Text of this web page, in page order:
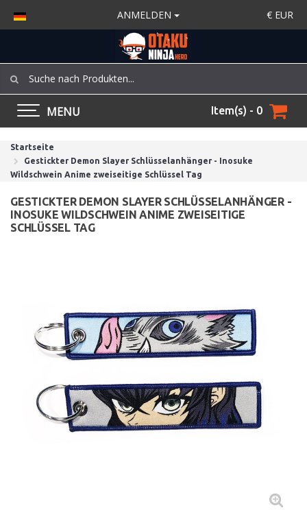
ANMELDEN € EUR
MENU Item(s) - 0
Startseite
Gestickter Demon Slayer Schlüsselanhänger - Inosuke
Wildschwein Anime zweiseitige Schlüssel Tag
GESTICKTER DEMON SLAYER SCHLÜSSELANHÄNGER -
INOSUKE WILDSCHWEIN ANIME ZWEISEITIGE
SCHLÜSSEL TAG